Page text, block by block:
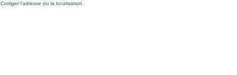
Corriger l’adresse ou la localisation